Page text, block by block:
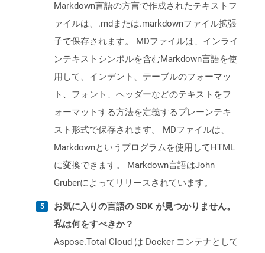
Markdown言語の方言で作成されたテキストフ
ァイルは、.mdまたは.markdownファイル拡張
子で保存されます。 MDファイルは、インライ
ンテキストシンボルを含むMarkdown言語を使
用して、インデント、テーブルのフォーマッ
ト、フォント、ヘッダーなどのテキストをフ
ォーマットする方法を定義するプレーンテキ
スト形式で保存されます。 MDファイルは、
Markdownというプログラムを使用してHTML
に変換できます。 Markdown言語はJohn
Gruberによってリリースされています。
お気に入りの言語の SDK が見つかりません。
私は何をすべきか？
Aspose.Total Cloud は Docker コンテナとして